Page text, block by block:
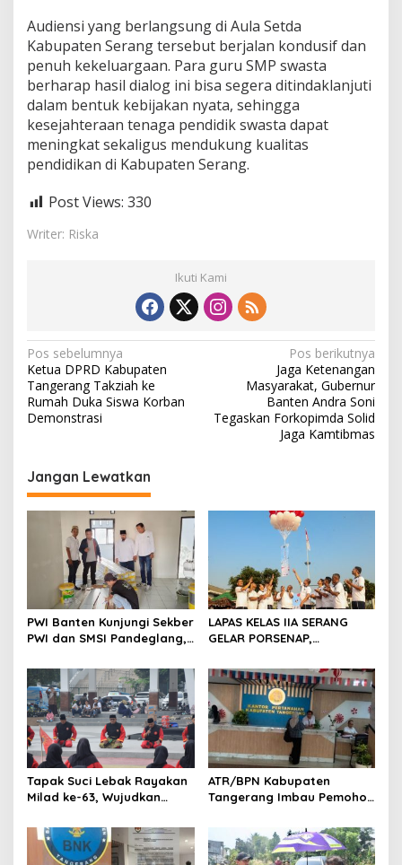
Audiensi yang berlangsung di Aula Setda
Kabupaten Serang tersebut berjalan kondusif dan
penuh kekeluargaan. Para guru SMP swasta
berharap hasil dialog ini bisa segera ditindaklanjuti
dalam bentuk kebijakan nyata, sehingga
kesejahteraan tenaga pendidik swasta dapat
meningkat sekaligus mendukung kualitas
pendidikan di Kabupaten Serang.
Post Views: 330
Writer: Riska
Ikuti Kami
N
a
v
i
a
s
s
Pos sebelumnya
Ketua DPRD Kabupaten
Tangerang Takziah ke
Rumah Duka Siswa Korban
Demonstrasi
Pos berikutnya
Jaga Ketenangan
Masyarakat, Gubernur
Banten Andra Soni
Tegaskan Forkopimda Solid
Jaga Kamtibmas
Jangan Lewatkan
PWI Banten Kunjungi Sekber
PWI dan SMSI Pandeglang,
Konferensi Organisasi
LAPAS KELAS IIA SERANG
GELAR PORSENAP,
DAN KEBERSAMAAN
Tapak Suci Lebak Rayakan
Milad ke-63, Wujudkan
Menuju Kancah Dunia
ATR/BPN Kabupaten
Tangerang Imbau Pemohon
Berkas Mandek